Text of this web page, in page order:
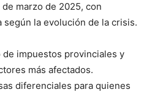
marzo de 2025, con
la evolución de la crisis.
impuestos provinciales y
más afectados.
diferenciales para quienes